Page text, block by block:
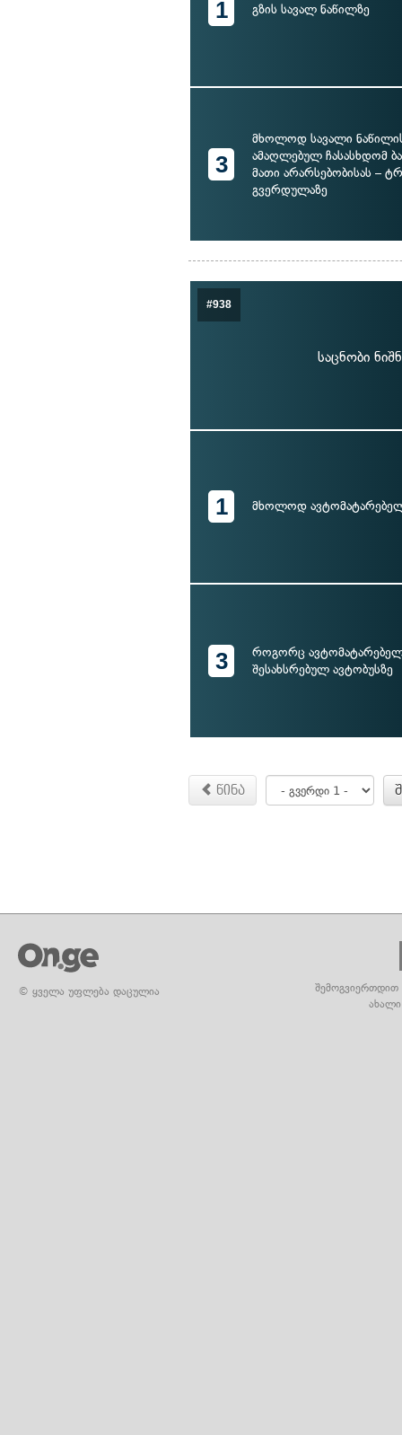
1 გზის სავალ ნაწილზე
3
მხოლოდ სავალი
ამაღლებულ ჩასასხდომ
მათი არარსებობისას –
გვერდულაზე
#938
საცნობი
1 მხოლოდ
3
როგორც
შესახსრებულ ავტობუსზე
წინა
© ყველა უფლება დაცულია
შემოგვიერთდით
ახალი